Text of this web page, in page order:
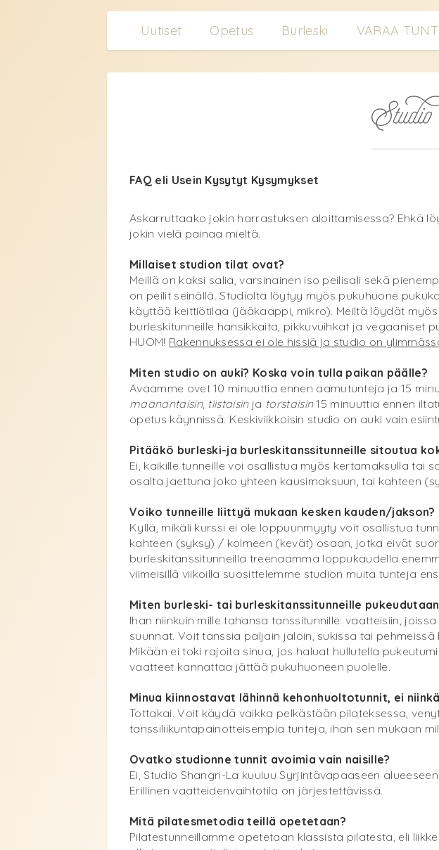
Uutiset Opetus Burleski VARAA
FAQ eli Usein Kysytyt Kysymykset
Askarruttaako jokin harrastuksen aloittamisessa? Ehkä
jokin vielä painaa mieltä.
Millaiset studion tilat ovat?
Meillä on kaksi salia, varsinainen iso peilisali sekä
on peilit seinällä. Studiolta löytyy myös pukuhuone
käyttää keittiötilaa (jääkaappi, mikro). Meiltä löydät
burleskitunneille hansikkaita, pikkuvuihkat ja vegaaniset
HUOM! Rakennuksessa ei ole hissiä ja studio on
Miten studio on auki? Koska voin tulla paikan päälle?
Avaamme ovet 10 minuuttia ennen aamutunteja ja 15
maanantaisin, tiistaisinja torstaisin15 minuuttia ennen
opetus käynnissä. Keskiviikkoisin studio on auki vain
Pitääkö burleski-ja burleskitanssitunneille sitoutua
Ei, kaikille tunneille voi osallistua myös kertamaksulla tai
osalta jaettuna joko yhteen kausimaksuun, tai kahteen
Voiko tunneille liittyä mukaan kesken kauden/jakson?
Kyllä, mikäli kurssi ei ole loppuunmyyty voit osallistua
kahteen (syksy) / kolmeen (kevät) osaan, jotka eivät
burleskitanssitunneilla treenaamma loppukaudella
viimeisillä viikoilla suosittelemme studion muita tunteja
Miten burleski- tai burleskitanssitunneille
Ihan niinkuin mille tahansa tanssitunnille: vaatteisiin,
suunnat. Voit tanssia paljain jaloin, sukissa tai
Mikään ei toki rajoita sinua, jos haluat hullutella
vaatteet kannattaa jättää pukuhuoneen puolelle.
Minua kiinnostavat lähinnä kehonhuoltotunnit, ei
Tottakai. Voit käydä vaikka pelkästään pilateksessa,
tanssiliikuntapainotteisempia tunteja, ihan sen mukaan
Ovatko studionne tunnit avoimia vain naisille?
Ei, Studio Shangri-La kuuluu Syrjintävapaaseen
Erillinen vaatteidenvaihtotila on järjestettävissä.
Mitä pilatesmetodia teillä opetetaan?
Pilatestunneillamme opetetaan klassista pilatesta, eli